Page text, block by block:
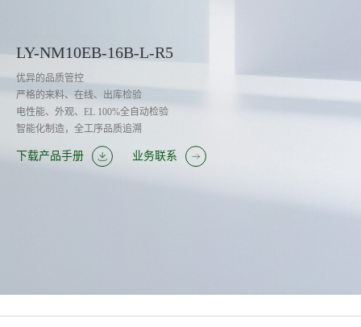
LY-NM10EB-16B-L-R5
优异的品质管控
严格的来料、在线、出库检验
电性能、外观、EL 100%全自动检验
智能化制造，全工序品质追溯
下载产品手册 业务联系